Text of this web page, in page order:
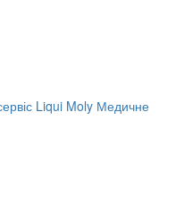
Liqui Moly Медичне